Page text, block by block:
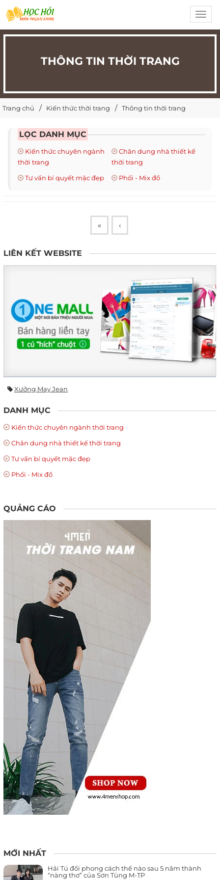
THÔNG TIN THỜI TRANG
Trang chủ Kiến thức thời trang Thông tin thời trang
LỌC DANH MỤC
Kiến thức chuyên ngành
thời trang
Chân dung nhà thiết kế
thời trang
Tư vấn bí quyết mặc đẹp
Phối - Mix đồ
« ‹
LIÊN KẾT WEBSITE
Xưởng May Jean
DANH MỤC
Kiến thức chuyên ngành thời trang
Chân dung nhà thiết kế thời trang
Tư vấn bí quyết mặc đẹp
Phối - Mix đồ
QUẢNG CÁO
MỚI NHẤT
Hải Tú đổi phong cách thế nào sau 5 năm thành
“nàng thơ” của Sơn Tùng M-TP